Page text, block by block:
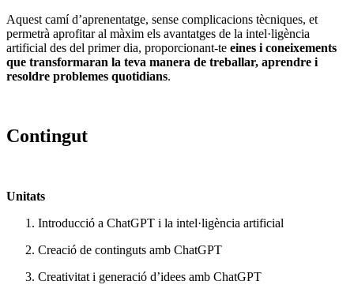
Aquest camí d’aprenentatge, sense complicacions tècniques, et
permetrà aprofitar al màxim els avantatges de la intel·ligència
artificial des del primer dia, proporcionant-te eines i coneixements
que transformaran la teva manera de treballar, aprendre i
resoldre problemes quotidians.
Contingut
Unitats
Introducció a ChatGPT i la intel·ligència artificial
Creació de continguts amb ChatGPT
Creativitat i generació d’idees amb ChatGPT